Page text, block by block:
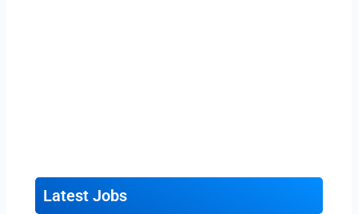
Latest Jobs